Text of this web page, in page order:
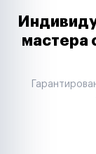
Таксопарки
Автодилеры
Строительные
Аренда
мастера